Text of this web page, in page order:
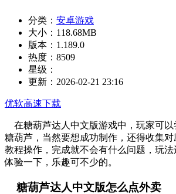
分类： 安卓游戏
大小： 118.68MB
版本： 1.189.0
热度： 8509
星级：
更新： 2026-02-21 23:16
优软高速下载
在糖葫芦达人中文版游戏中，玩家可以
糖葫芦，当然要想成功制作，还得收集
教程操作，完成就不会有什么问题，玩
体验一下，乐趣可不少的。
糖葫芦达人中文版怎么点外卖